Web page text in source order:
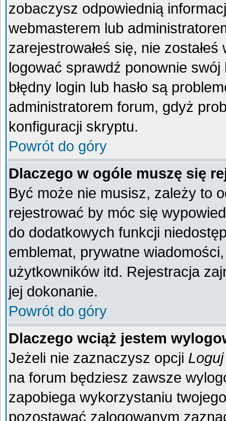
zobaczysz odpowiednią
webmasterem lub
zarejestrowałeś się, nie
logować sprawdź ponownie swój
błędny login lub hasło są
administratorem forum, gdyż
konfiguracji skryptu.
Powrót do góry
Dlaczego w ogóle muszę się
Być może nie musisz, zależy to
rejestrować by móc się
do dodatkowych funkcji
emblemat, prywatne
użytkowników itd. Rejestracja
jej dokonanie.
Powrót do góry
Dlaczego wciąż jestem
Jeżeli nie zaznaczysz opcji
na forum będziesz zawsze
zapobiega wykorzystaniu
pozostawać zalogowanym